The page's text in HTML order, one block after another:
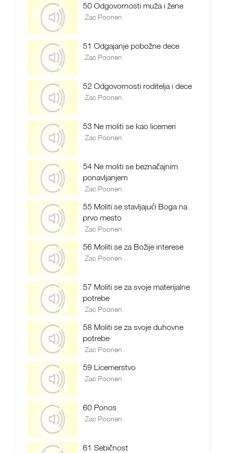
50 Odgovornosti muža i žene
Zac Poonen
51 Odgajanje pobožne dece
Zac Poonen
52 Odgovornosti roditelja i dece
Zac Poonen
53 Ne moliti se kao licemeri
Zac Poonen
54 Ne moliti se beznačajnim
ponavljanjem
Zac Poonen
55 Moliti se stavljajući Boga na
prvo mesto
Zac Poonen
56 Moliti se za Božije interese
Zac Poonen
57 Moliti se za svoje materijalne
potrebe
Zac Poonen
58 Moliti se za svoje duhovne
potrebe
Zac Poonen
59 Licemerstvo
Zac Poonen
60 Ponos
Zac Poonen
61 Sebičnost